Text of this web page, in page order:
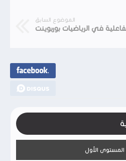
الموضوع السابق
في الرياضيات بوربوينت
المستوى الأول